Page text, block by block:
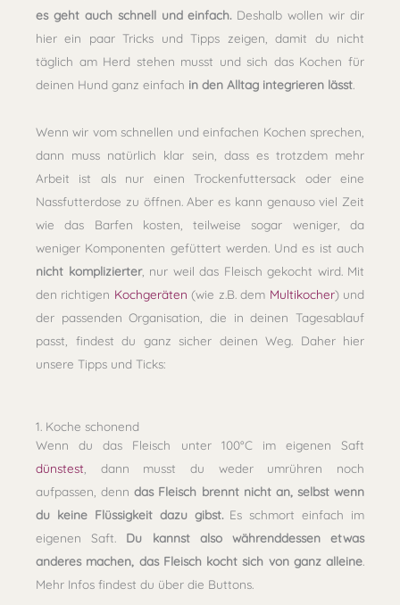
es geht auch schnell und einfach. Deshalb wollen wir dir
hier ein paar Tricks und Tipps zeigen, damit du nicht
täglich am Herd stehen musst und sich das Kochen für
deinen Hund ganz einfach in den Alltag integrieren lässt
Wenn wir vom schnellen und einfachen Kochen sprechen,
dann muss natürlich klar sein, dass es trotzdem mehr
Arbeit ist als nur einen Trockenfuttersack oder eine
Nassfutterdose zu öffnen. Aber es kann genauso viel Zeit
wie das Barfen kosten, teilweise sogar weniger, da
weniger Komponenten gefüttert werden. Und es ist auch
nicht komplizierter, nur weil das Fleisch gekocht wird. Mit
den richtigen Kochgeräten (wie z.B. dem Multikocher) und
der passenden Organisation, die in deinen Tagesablauf
passt, findest du ganz sicher deinen Weg. Daher hier
unsere Tipps und Ticks:
1. Koche schonend
Wenn du das Fleisch unter 100°C im eigenen Saft
dünstest , dann musst du weder umrühren noch
aufpassen, denndas Fleisch brennt nicht an, selbst wenn
du keine Flüssigkeit dazu gibst.Es schmort einfach im
eigenen Saft. Du kannst also währenddessen etwas
anderes machen, das Fleisch kocht sich von ganz alleine
Mehr Infos findest du über die Buttons.